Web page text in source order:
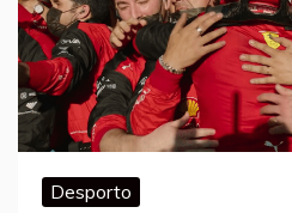
Desporto